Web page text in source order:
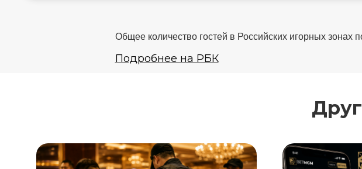
Общее количество гостей в Российских игорных зонах
Подробнее на РБК